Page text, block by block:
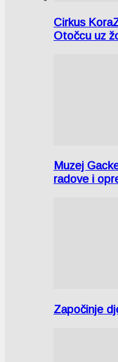
Cirkus
Otočcu uz
Muzej
radove i
Započinje